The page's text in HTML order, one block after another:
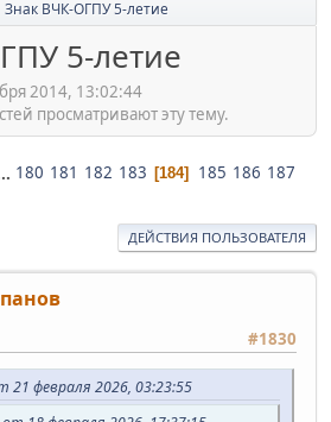
Знак ВЧК-ОГПУ 5-летие
5-летие
2014, 13:02:44
просматривают эту тему.
180 181 182 183 184 185 186 187
ДЕЙСТВИЯ ПОЛЬЗОВАТЕЛЯ
#1830
февраля 2026, 03:23:55